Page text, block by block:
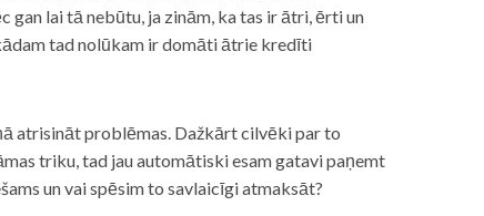
gan lai tā nebūtu, ja zinām, ka tas ir ātri, ērti un
tad nolūkam ir domāti ātrie kredīti
atrisināt problēmas. Dažkārt cilvēki par to
triku, tad jau automātiski esam gatavi paņemt
un vai spēsim to savlaicīgi atmaksāt?